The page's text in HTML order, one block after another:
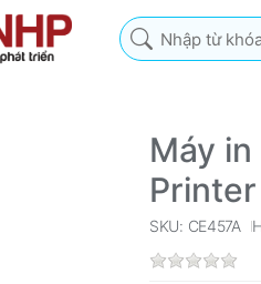
Nhập từ khóa tìm
Máy
SKU: CE457A